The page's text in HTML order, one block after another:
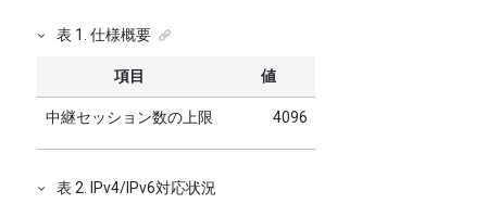
表 1 仕様概要
項目 値
中継セッション数の上限 4096
表 2. IPv4/IPv6対応状況